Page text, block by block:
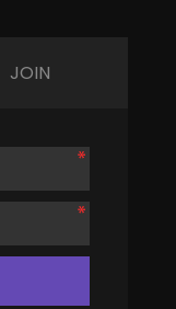
JOIN